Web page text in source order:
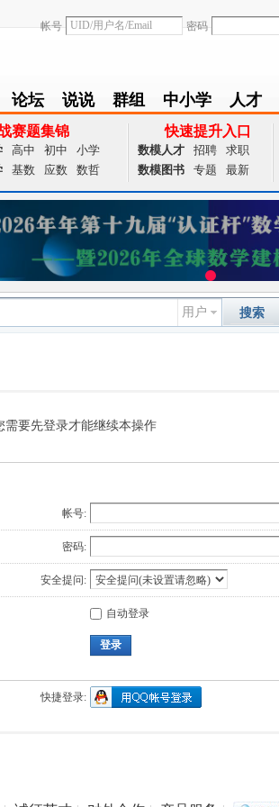
帐号
密码
论坛
BBS
说说
Follow
群组
group
中小学
zxx
人才
achieve
赛题集锦
高中 初中
小学
基数 应数 数哲
快速提升入口
数模人才 招聘
求职
数模图书
专题 最新
用户 搜索
需要先登录才能继续本操作
帐号:
密码:
安全提问:
自动登录
登录
快捷登录: